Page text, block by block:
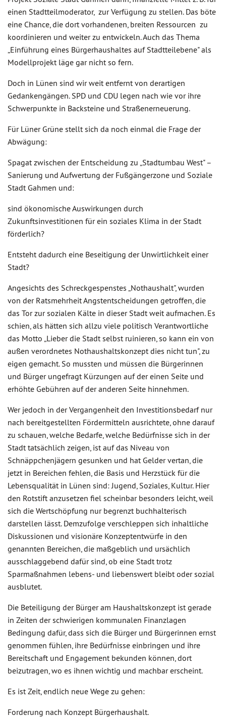
einen Stadtteilmoderator, zur Verfügung zu stellen. Das böte
eine Chance, die dort vorhandenen, breiten Ressourcen zu
koordinieren und weiter zu entwickeln. Auch das Thema
„Einführung eines Bürgerhaushaltes auf Stadtteilebene" als
Modellprojekt läge gar nicht so fern.
Doch in Lünen sind wir weit entfernt von derartigen
Gedankengängen. SPD und CDU legen nach wie vor ihre
Schwerpunkte in Backsteine und Straßenerneuerung.
Für Lüner Grüne stellt sich da noch einmal die Frage der
Abwägung:
Spagat zwischen der Entscheidung zu „Stadtumbau West" –
Sanierung und Aufwertung der Fußgängerzone und Soziale
Stadt Gahmen und:
sind ökonomische Auswirkungen durch
Zukunftsinvestitionen für ein soziales Klima in der Stadt
förderlich?
Entsteht dadurch eine Beseitigung der Unwirtlichkeit einer
Stadt?
Angesichts des Schreckgespenstes „Nothaushalt", wurden
von der Ratsmehrheit Angstentscheidungen getroffen, die
das Tor zur sozialen Kälte in dieser Stadt weit aufmachen. Es
schien, als hätten sich allzu viele politisch Verantwortliche
das Motto „Lieber die Stadt selbst ruinieren, so kann ein von
außen verordnetes Nothaushaltskonzept dies nicht tun", zu
eigen gemacht. So mussten und müssen die Bürgerinnen
und Bürger ungefragt Kürzungen auf der einen Seite und
erhöhte Gebühren auf der anderen Seite hinnehmen.
Wer jedoch in der Vergangenheit den Investitionsbedarf nur
nach bereitgestellten Fördermitteln ausrichtete, ohne darauf
zu schauen, welche Bedarfe, welche Bedürfnisse sich in der
Stadt tatsächlich zeigen, ist auf das Niveau von
Schnäppchenjägern gesunken und hat Gelder vertan, die
jetzt in Bereichen fehlen, die Basis und Herzstück für die
Lebensqualität in Lünen sind: Jugend, Soziales, Kultur. Hier
den Rotstift anzusetzen fiel scheinbar besonders leicht, weil
sich die Wertschöpfung nur begrenzt buchhalterisch
darstellen lässt. Demzufolge verschleppen sich inhaltliche
Diskussionen und visionäre Konzeptentwürfe in den
genannten Bereichen, die maßgeblich und ursächlich
ausschlaggebend dafür sind, ob eine Stadt trotz
Sparmaßnahmen lebens- und liebenswert bleibt oder sozial
ausblutet.
Die Beteiligung der Bürger am Haushaltskonzept ist gerade
in Zeiten der schwierigen kommunalen Finanzlagen
Bedingung dafür, dass sich die Bürger und Bürgerinnen ernst
genommen fühlen, ihre Bedürfnisse einbringen und ihre
Bereitschaft und Engagement bekunden können, dort
beizutragen, wo es ihnen wichtig und machbar erscheint.
Es ist Zeit, endlich neue Wege zu gehen:
Forderung nach Konzept Bürgerhaushalt.